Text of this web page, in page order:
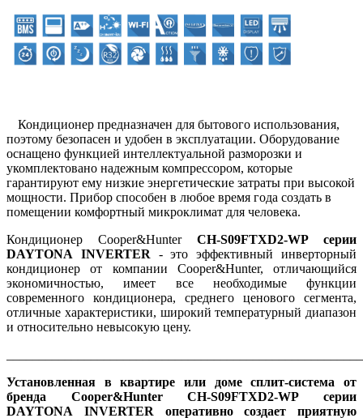
Кондиционер предназначен для бытового использования,
поэтому безопасен и удобен в эксплуатации. Оборудование
оснащено функцией интеллектуальной разморозки и
укомплектовано надежным компрессором, которые
гарантируют ему низкие энергетические затраты при высокой
мощности. Прибор способен в любое время года создать в
помещении комфортный микроклимат для человека.
Кондиционер Cooper&HunterCH-S09FTXD2-WP серии
DAYTONA
INVERTER - это эффективный инверторный
кондиционер от компании Cooper&Hunter, отличающийся
экономичностью, имеет все необходимые функции
современного кондиционера, среднего ценового сегмента,
отличные характеристики, широкий температурный диапазон
и относительно невысокую цену.
Установленная в квартире или доме сплит-система от
бренда Cooper&Hunter CH-S09FTXD2-WP серии
DAYTONA
INVERTER оперативно создает приятную